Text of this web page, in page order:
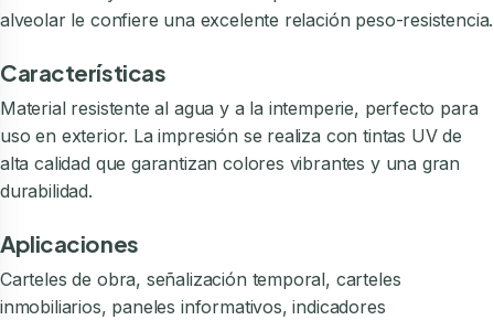
alveolar le confiere una excelente relación peso-resistencia.
Características
Material resistente al agua y a la intemperie, perfecto para
uso en exterior. La impresión se realiza con tintas UV de
alta calidad que garantizan colores vibrantes y una gran
durabilidad.
Aplicaciones
Carteles de obra, señalización temporal, carteles
inmobiliarios, paneles informativos, indicadores